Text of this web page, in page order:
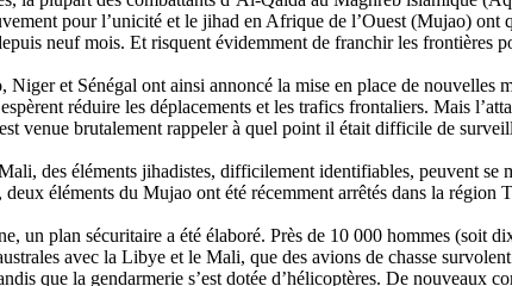
pour l’unicité et le jihad en Afrique de l’Ouest (Mujao) ont
neuf mois. Et risquent évidemment de franchir les frontières
et Sénégal ont ainsi annoncé la mise en place de nouvelles
réduire les déplacements et les trafics frontaliers. Mais
venue brutalement rappeler à quel point il était difficile de
des éléments jihadistes, difficilement identifiables, peuvent se
éléments du Mujao ont été récemment arrêtés dans la région
un plan sécuritaire a été élaboré. Près de 10 000 hommes (soit
avec la Libye et le Mali, que des avions de chasse
que la gendarmerie s’est dotée d’hélicoptères. De nouveaux